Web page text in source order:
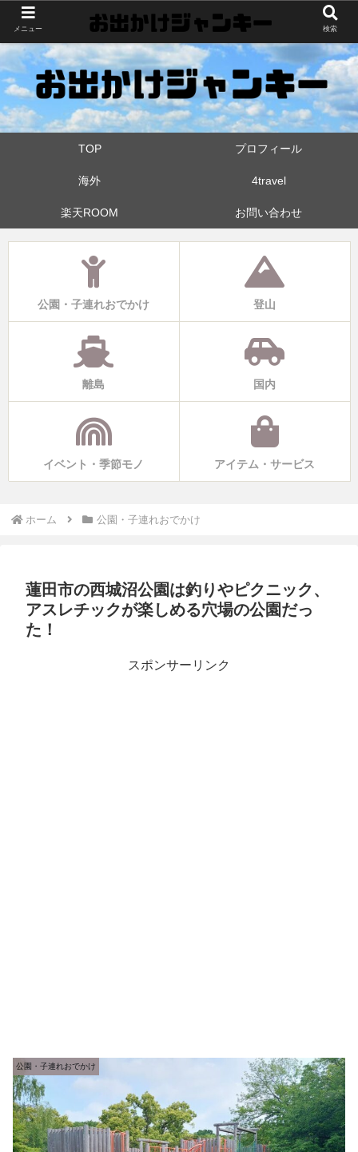
世界中・日本中を旅したおでかけ狂なパパが埼玉県と近県の公園やお出かけス
ポットを攻めています！たまに登山も
TOP プロフィール
海外 4travel
楽天ROOM お問い合わせ
公園・子連れおでかけ 登山
離島 国内
イベント・季節モノ アイテム・サービス
ホーム 公園・子連れおでかけ
蓮田市の西城沼公園は釣りやピクニック、
アスレチックが楽しめる穴場の公園だっ
た！
スポンサーリンク
公園・子連れおでかけ
メニュー 検索